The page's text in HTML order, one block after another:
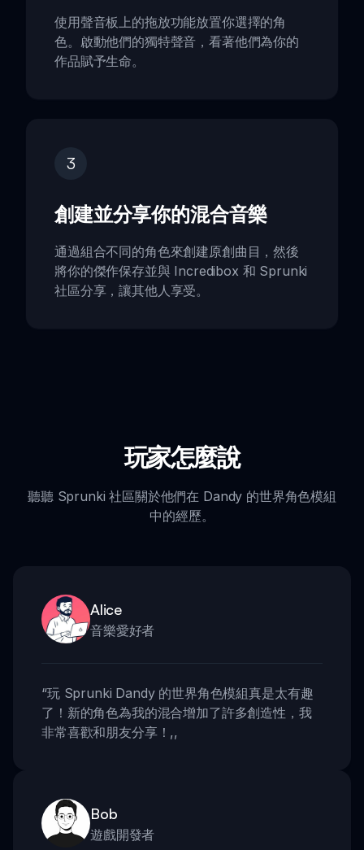
使用聲音板上的拖放功能放置你選擇的角
色。啟動他們的獨特聲音，看著他們為你的
作品賦予生命。
3
創建並分享你的混合音樂
通過組合不同的角色來創建原創曲目，然後
將你的傑作保存並與 Incredibox 和 Sprunki
社區分享，讓其他人享受。
玩家怎麼說
聽聽 Sprunki 社區關於他們在 Dandy 的世界角色模組
中的經歷。
Alice
音樂愛好者
“玩 Sprunki Dandy 的世界角色模組真是太有趣
了！新的角色為我的混合增加了許多創造性，我
非常喜歡和朋友分享！ ,,
Bob
遊戲開發者